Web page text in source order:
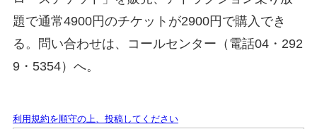
題で通常4900円のチケットが2900円で購入でき
る。問い合わせは、コールセンター（電話04・292
9・5354）へ。